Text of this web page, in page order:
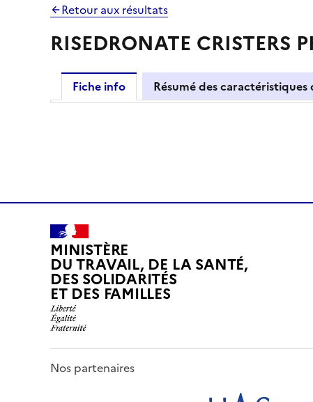
Retour aux résultats
RISEDRONATE
Fiche info Résumé des
MINISTÈRE
DU TRAVAIL, DE LA SANTÉ,
DES SOLIDARITÉS
ET DES FAMILLES
Nos partenaires